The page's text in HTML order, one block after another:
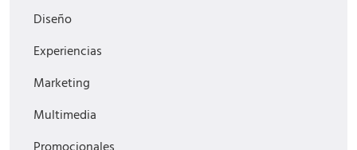
Diseño
Experiencias
Marketing
Multimedia